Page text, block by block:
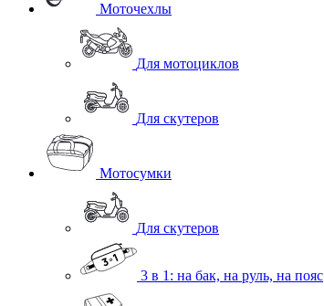
Моточехлы
Для мотоциклов
Для скутеров
Мотосумки
Для скутеров
3 в 1: на бак, на руль, на пояс